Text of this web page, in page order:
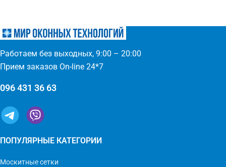
ломается - любые формы и
трапеция - проста в установке
(инструмент не нужен)
простое управление
(автоматическое выдвижение)
- широкий выбор цвета по
Работаем без выходных, 9:00 – 20:00
Прием заказов On-line 24*7
096 431 36 63
ПОПУЛЯРНЫЕ КАТЕГОРИИ
Москитные сетки